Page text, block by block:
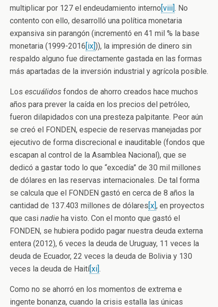
multiplicar por 127 el endeudamiento interno[viii]. No
contento con ello, desarrolló una política monetaria
expansiva sin parangón (incrementó en 41 mil % la base
monetaria (1999-2016[ix])), la impresión de dinero sin
respaldo alguno fue directamente gastada en las formas
más apartadas de la inversión industrial y agrícola posible.
Los escuálidos fondos de ahorro creados hace muchos
años para prever la caída en los precios del petróleo,
fueron dilapidados con una presteza palpitante. Peor aún
se creó el FONDEN, especie de reservas manejadas por
ejecutivo de forma discrecional e inauditable (fondos que
escapan al control de la Asamblea Nacional), que se
dedicó a gastar todo lo que “excedía” de 30 mil millones
de dólares en las reservas internacionales. De tal forma
se calcula que el FONDEN gastó en cerca de 8 años la
cantidad de 137.403 millones de dólares[x], en proyectos
que casi nadie ha visto. Con el monto que gastó el
FONDEN, se hubiera podido pagar nuestra deuda externa
entera (2012), 6 veces la deuda de Uruguay, 11 veces la
deuda de Ecuador, 22 veces la deuda de Bolivia y 130
veces la deuda de Haití[xi].
Como no se ahorró en los momentos de extrema e
ingente bonanza, cuando la crisis estalla las únicas